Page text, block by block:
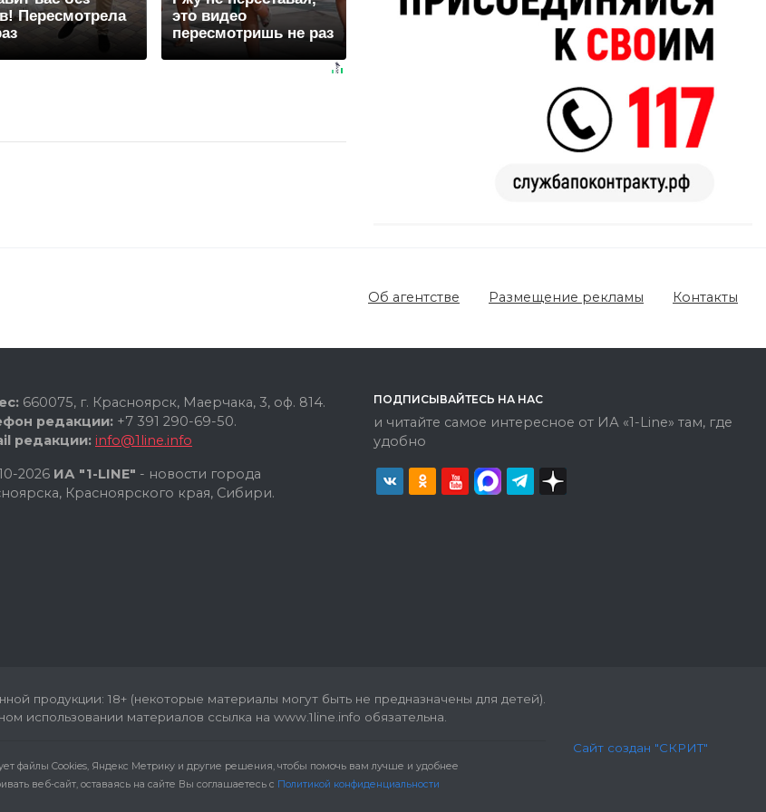
Пересмотрела
это видео
пересмотришь не раз
Об агентстве Размещение рекламы Контакты
660075, г. Красноярск, Маерчака, 3, оф. 814.
редакции: +7 391 290-69-50.
редакции: info@1line.info
2026 ИА "1-LINE" - новости города
Красноярского края, Сибири.
ПОДПИСЫВАЙТЕСЬ НА НАС
и читайте самое интересное от ИА «1-Line» там, где
удобно
продукции: 18+ (некоторые материалы могут быть не предназначены для детей).
использовании материалов ссылка на www.1line.info обязательна.
файлы Cookies, Яндекс Метрику и другие решения, чтобы помочь вам лучше и удобнее
веб-сайт, оставаясь на сайте Вы соглашаетесь с Политикой конфиденциальности
Сайт создан "СКРИТ"